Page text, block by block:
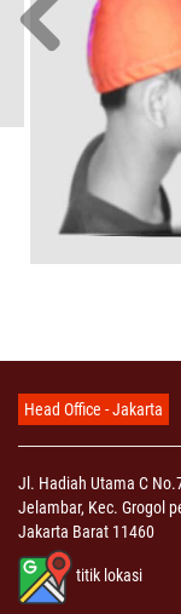
Head Office - Jakarta
Jl. Hadiah Utama C
Jelambar, Kec. Grogol
Jakarta Barat 11460
titik lokasi